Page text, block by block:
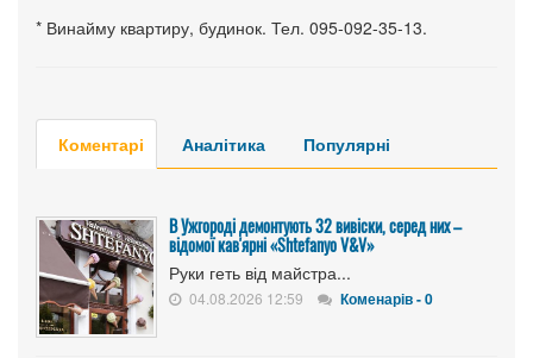
* Винайму квартиру, будинок. Тел. 095-092-35-13.
Коментарі Аналітика Популярні
В Ужгороді демонтують 32 вивіски, серед них –
відомої кав'ярні «Shtefanyo V&V»
Руки геть від майстра...
04.08.2026 12:59 Коменарів - 0